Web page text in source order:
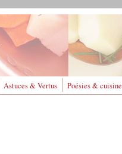
Astuces & Vertus Poésies & cuisine